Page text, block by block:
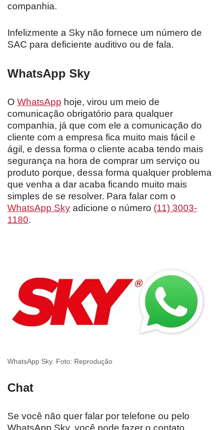
companhia.
Infelizmente a Sky não fornece um número de
SAC para deficiente auditivo ou de fala.
WhatsApp Sky
O WhatsApp hoje, virou um meio de
comunicação obrigatório para qualquer
companhia, já que com ele a comunicação do
cliente com a empresa fica muito mais fácil e
ágil, e dessa forma o cliente acaba tendo mais
segurança na hora de comprar um serviço ou
produto porque, dessa forma qualquer problema
que venha a dar acaba ficando muito mais
simples de se resolver. Para falar com o
WhatsApp Sky adicione o número (11) 3003-
1180.
WhatsApp Sky. Foto: Reprodução
Chat
Se você não quer falar por telefone ou pelo
WhatsApp Sky, você pode fazer o contato